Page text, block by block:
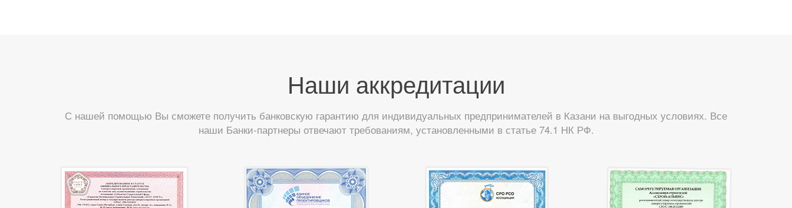
Наши аккредитации
С нашей помощью Вы сможете получить банковскую гарантию для индивидуальных предпринимателей в Казани на выгодных условиях. Все
наши Банки-партнеры отвечают требованиям, установленными в статье 74.1 НК РФ.